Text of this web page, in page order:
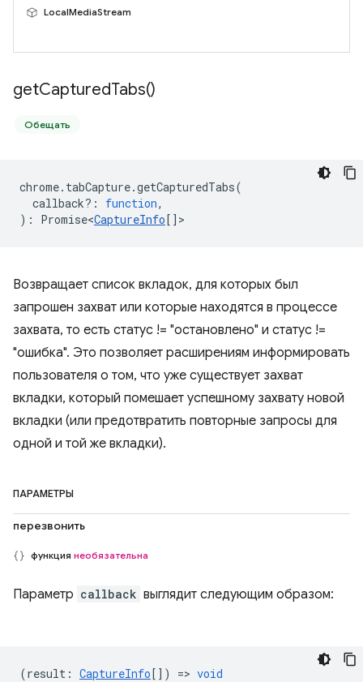
LocalMediaStream
getCapturedTabs()
Обещать
chrome. tabCapture.getCapturedTabs(
callback? : function,
) : Promise<CaptureInfo[] >
Возвращает список вкладок, для которых был
запрошен захват или которые находятся в процессе
захвата, то есть статус != "остановлено" и статус !=
"ошибка". Это позволяет расширениям информировать
пользователя о том, что уже существует захват
вкладки, который помешает успешному захвату новой
вкладки (или предотвратить повторные запросы для
одной и той же вкладки).
ПАРАМЕТРЫ
перезвонить
функция необязательна
Параметр callback выглядит следующим образом:
(result : CaptureInfo[]) => void